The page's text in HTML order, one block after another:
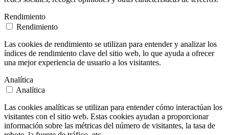
Rendimiento
Rendimiento
Las cookies de rendimiento se utilizan para entender y analizar los
índices de rendimiento clave del sitio web, lo que ayuda a ofrecer
una mejor experiencia de usuario a los visitantes.
Analítica
Analítica
Las cookies analíticas se utilizan para entender cómo interactúan los
visitantes con el sitio web. Estas cookies ayudan a proporcionar
información sobre las métricas del número de visitantes, la tasa de